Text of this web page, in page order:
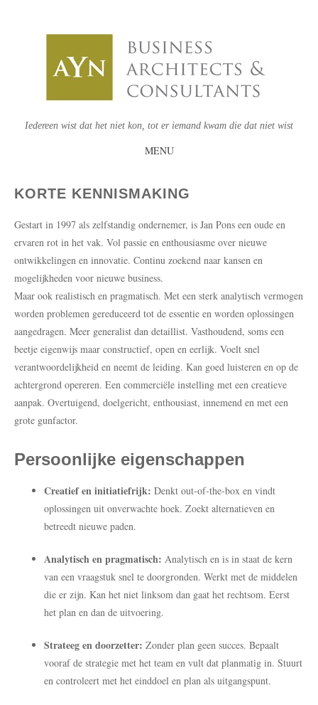
Iedereen wist dat het niet kon, tot er iemand kwam die dat niet wist
MENU
TO
KORTE KENNISMAKING
Gestart in 1997 als zelfstandig ondernemer, is Jan Pons een oude en
ervaren rot in het vak. Vol passie en enthousiasme over nieuwe
ontwikkelingen en innovatie. Continu zoekend naar kansen en
mogelijkheden voor nieuwe business.
Maar ook realistisch en pragmatisch. Met een sterk analytisch vermogen
worden problemen gereduceerd tot de essentie en worden oplossingen
aangedragen. Meer generalist dan detaillist. Vasthoudend, soms een
beetje eigenwijs maar constructief, open en eerlijk. Voelt snel
verantwoordelijkheid en neemt de leiding. Kan goed luisteren en op de
achtergrond opereren. Een commerciële instelling met een creatieve
aanpak. Overtuigend, doelgericht, enthousiast, innemend en met een
grote gunfactor.
Persoonlijke eigenschappen
Creatief en initiatiefrijk: Denkt out-of-the-box en vindt
oplossingen uit onverwachte hoek. Zoekt alternatieven en
betreedt nieuwe paden.
Analytisch en pragmatisch: Analytisch en is in staat de kern
van een vraagstuk snel te doorgronden. Werkt met de middelen
die er zijn. Kan het niet linksom dan gaat het rechtsom. Eerst
het plan en dan de uitvoering.
Strateeg en doorzetter: Zonder plan geen succes. Bepaalt
vooraf de strategie met het team en vult dat planmatig in. Stuurt
en controleert met het einddoel en plan als uitgangspunt.